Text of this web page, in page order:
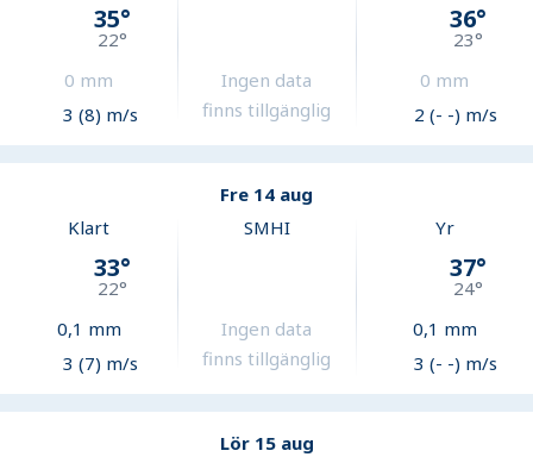
35°
22°
0 mm
3 (8) m/s
Ingen data
finns tillgänglig
36°
23°
0 mm
2 (- -) m/s
Fre 14 aug
Klart
33°
22°
0,1 mm
3 (7) m/s
SMHI
Ingen data
finns tillgänglig
Yr
37°
24°
0,1 mm
3 (- -) m/s
Lör 15 aug